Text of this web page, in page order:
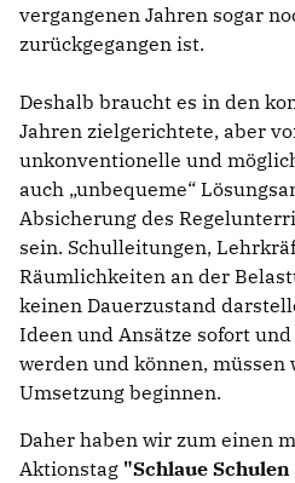
vergangenen Jahren sogar
zurückgegangen ist.
Deshalb braucht es in den
Jahren zielgerichtete, aber
unkonventionelle und
auch „unbequeme“
Absicherung des
sein. Schulleitungen,
Räumlichkeiten an der
keinen Dauerzustand
Ideen und Ansätze sofort
werden und können,
Umsetzung beginnen.
Daher haben wir zum einen
Aktionstag "Schlaue